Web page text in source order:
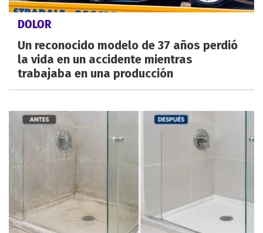
DOLOR
Un reconocido modelo de 37 años perdió
la vida en un accidente mientras
trabajaba en una producción